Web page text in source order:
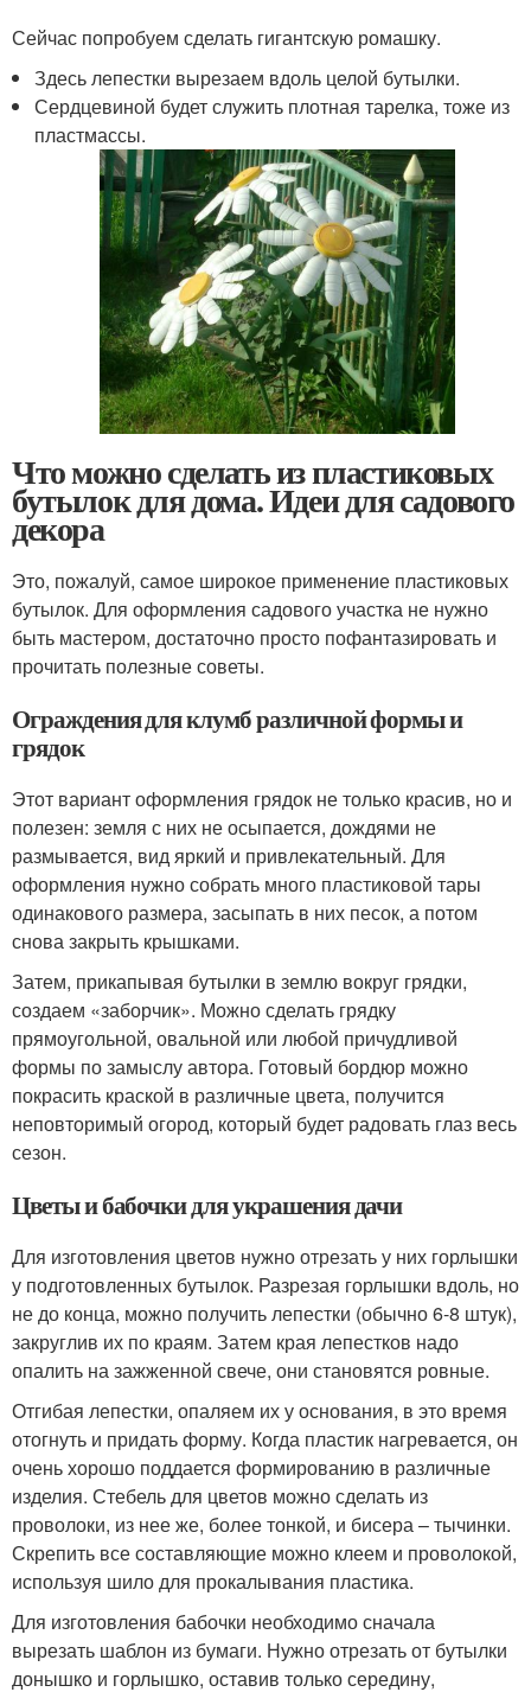
Сейчас попробуем сделать гигантскую ромашку.
Здесь лепестки вырезаем вдоль целой бутылки.
Сердцевиной будет служить плотная тарелка, тоже из
пластмассы.
Что можно сделать из пластиковых
бутылок для дома. Идеи для садового
декора
Это, пожалуй, самое широкое применение пластиковых
бутылок. Для оформления садового участка не нужно
быть мастером, достаточно просто пофантазировать и
прочитать полезные советы.
Ограждения для клумб различной формы и
грядок
Этот вариант оформления грядок не только красив, но и
полезен: земля с них не осыпается, дождями не
размывается, вид яркий и привлекательный. Для
оформления нужно собрать много пластиковой тары
одинакового размера, засыпать в них песок, а потом
снова закрыть крышками.
Затем, прикапывая бутылки в землю вокруг грядки,
создаем «заборчик». Можно сделать грядку
прямоугольной, овальной или любой причудливой
формы по замыслу автора. Готовый бордюр можно
покрасить краской в различные цвета, получится
неповторимый огород, который будет радовать глаз весь
сезон.
Цветы и бабочки для украшения дачи
Для изготовления цветов нужно отрезать у них горлышки
у подготовленных бутылок. Разрезая горлышки вдоль, но
не до конца, можно получить лепестки (обычно 6-8 штук),
закруглив их по краям. Затем края лепестков надо
опалить на зажженной свече, они становятся ровные.
Отгибая лепестки, опаляем их у основания, в это время
отогнуть и придать форму. Когда пластик нагревается, он
очень хорошо поддается формированию в различные
изделия. Стебель для цветов можно сделать из
проволоки, из нее же, более тонкой, и бисера – тычинки.
Скрепить все составляющие можно клеем и проволокой,
используя шило для прокалывания пластика.
Для изготовления бабочки необходимо сначала
вырезать шаблон из бумаги. Нужно отрезать от бутылки
донышко и горлышко, оставив только середину,